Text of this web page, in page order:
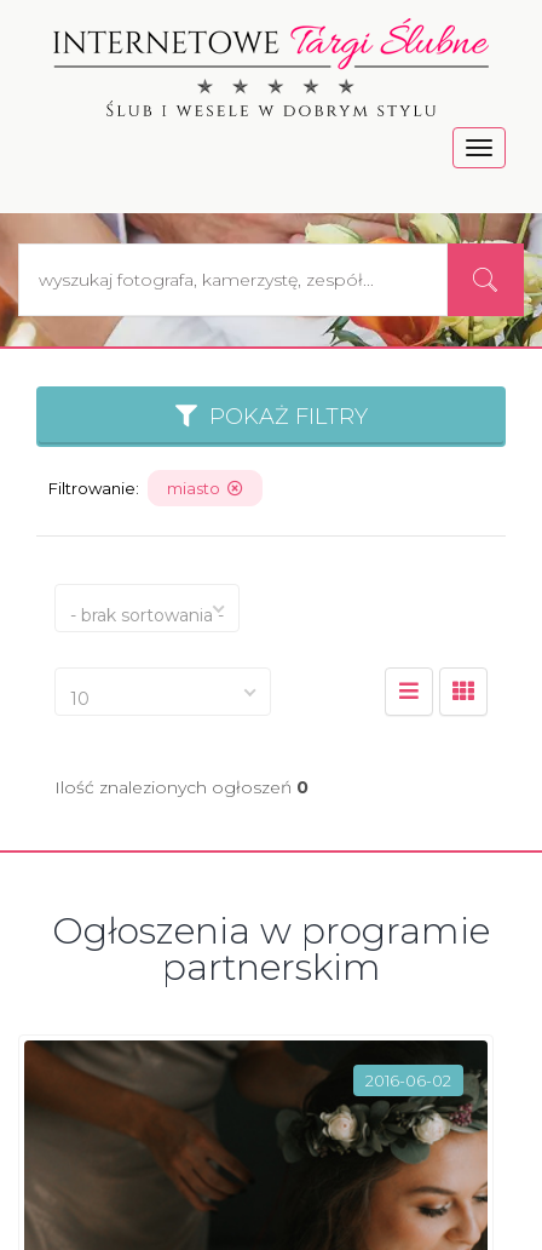
Menu
POKAŻ FILTRY
Filtrowanie: miasto
- brak sortowania -
10
Ilość znalezionych ogłoszeń 0
Ogłoszenia w programie
partnerskim
2016-06-02